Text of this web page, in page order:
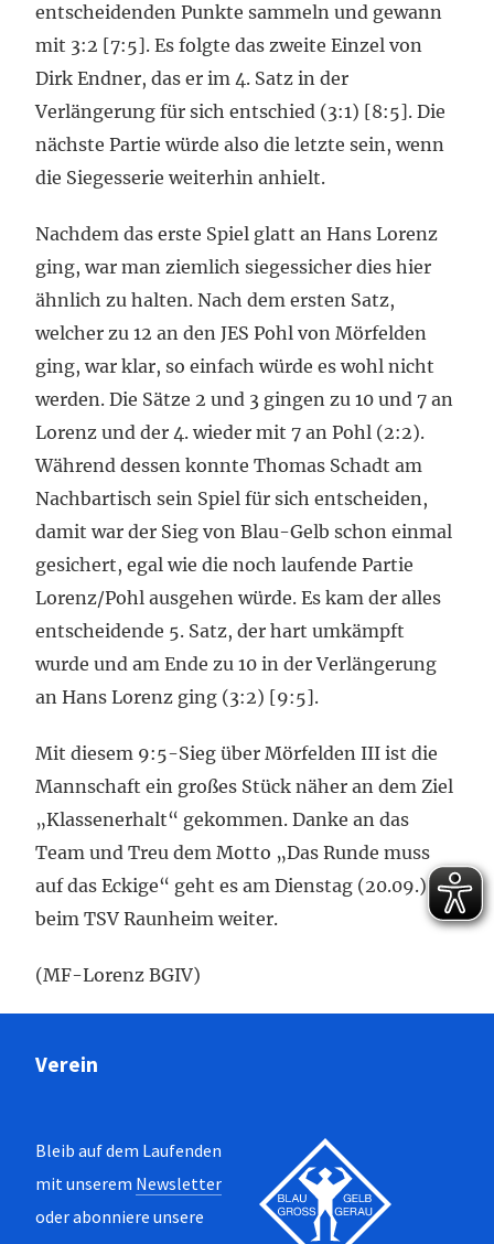
entscheidenden Punkte sammeln und gewann
mit 3:2 [7:5]. Es folgte das zweite Einzel von
Dirk Endner, das er im 4. Satz in der
Verlängerung für sich entschied (3:1) [8:5]. Die
nächste Partie würde also die letzte sein, wenn
die Siegesserie weiterhin anhielt.
Nachdem das erste Spiel glatt an Hans Lorenz
ging, war man ziemlich siegessicher dies hier
ähnlich zu halten. Nach dem ersten Satz,
welcher zu 12 an den JES Pohl von Mörfelden
ging, war klar, so einfach würde es wohl nicht
werden. Die Sätze 2 und 3 gingen zu 10 und 7 an
Lorenz und der 4. wieder mit 7 an Pohl (2:2).
Während dessen konnte Thomas Schadt am
Nachbartisch sein Spiel für sich entscheiden,
damit war der Sieg von Blau-Gelb schon einmal
gesichert, egal wie die noch laufende Partie
Lorenz/Pohl ausgehen würde. Es kam der alles
entscheidende 5. Satz, der hart umkämpft
wurde und am Ende zu 10 in der Verlängerung
an Hans Lorenz ging (3:2) [9:5].
Mit diesem 9:5-Sieg über Mörfelden III ist die
Mannschaft ein großes Stück näher an dem Ziel
„Klassenerhalt“ gekommen. Danke an das
Team und Treu dem Motto „Das Runde muss
auf das Eckige“ geht es am Dienstag (20.09.)
beim TSV Raunheim weiter.
(MF-Lorenz BGIV)
Verein
Bleib auf dem Laufenden
mit unserem Newsletter
oder abonniere unsere